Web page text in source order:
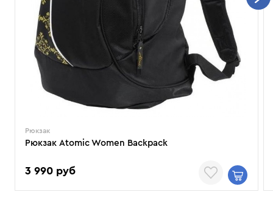
Рюкзак
Рюкзак Atomic Women Backpack
3 990 руб